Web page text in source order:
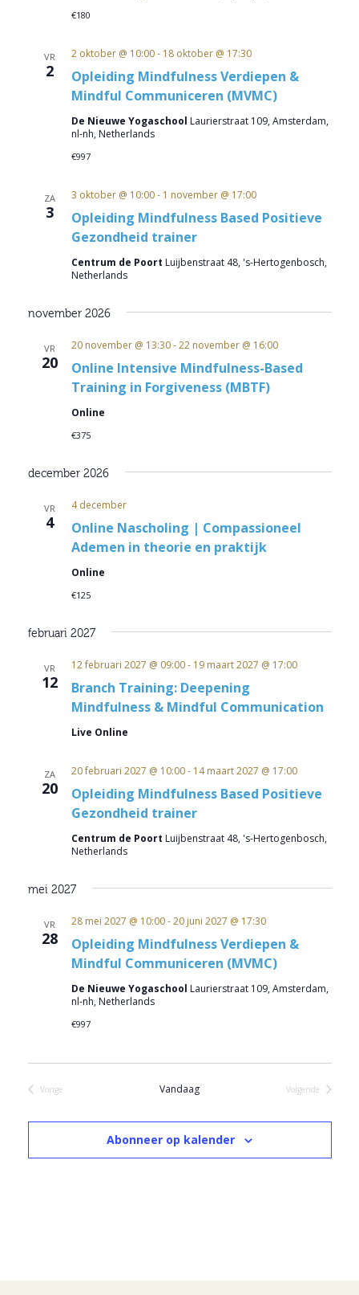
€180
VR
2
Opleiding Mindfulness Verdiepen &
Mindful Communiceren (MVMC)
2 oktober @ 10:00- 18 oktober @ 17:30
De Nieuwe Yogaschool Laurierstraat 109, Amsterdam,
nl-nh, Netherlands
€997
ZA
3
Opleiding Mindfulness Based Positieve
Gezondheid trainer
3 oktober @ 10:00- 1 november @ 17:00
Centrum de Poort Luijbenstraat 48, 's-Hertogenbosch,
Netherlands
november 2026
VR
20
Online Intensive Mindfulness-Based
Training in Forgiveness (MBTF)
20 november @ 13:30-22 november @ 16:00
Online
€375
december 2026
VR
4
Online Nascholing | Compassioneel
Ademen in theorie en praktijk
4 december
Online
€125
februari 2027
VR
12
Branch Training: Deepening
Mindfulness & Mindful Communication
12 februari 2027 @ 09:00- 19 maart 2027 @ 17:00
Live Online
ZA
20
Opleiding Mindfulness Based Positieve
Gezondheid trainer
20 februari 2027 @ 10:00- 14 maart 2027 @ 17:00
Centrum de Poort Luijbenstraat 48, 's-Hertogenbosch,
Netherlands
mei 2027
VR
28
Opleiding Mindfulness Verdiepen &
Mindful Communiceren (MVMC)
28 mei 2027 @ 10:00-20 juni 2027 @ 17:30
De Nieuwe Yogaschool Laurierstraat 109, Amsterdam,
nl-nh, Netherlands
€997
Vorige
Evenementen
Vandaag
Volgende
Abonneer op kalender